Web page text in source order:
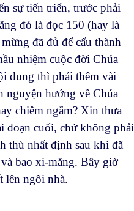
sự tiến triển, trước phải
đó là đọc 150 (hay là
đã đủ để cấu thành
nhiệm cuộc đời Chúa
dung thì phải thêm vài
nguyện hướng về Chúa
chiêm ngắm? Xin thưa
đoạn cuối, chứ không phải
thù nhất định sau khi đã
bao xi-măng. Bây giờ
lên ngôi nhà.